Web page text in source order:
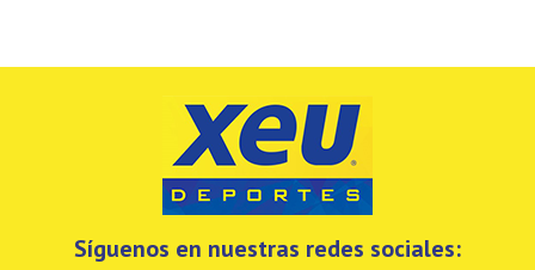
Síguenos en nuestras redes sociales: